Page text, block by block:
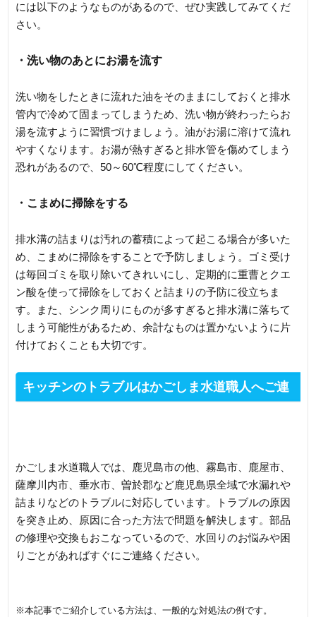
には以下のようなものがあるので、ぜひ実践してみてくだ
さい。
・洗い物のあとにお湯を流す
洗い物をしたときに流れた油をそのままにしておくと排水
管内で冷めて固まってしまうため、洗い物が終わったらお
湯を流すように習慣づけましょう。油がお湯に溶けて流れ
やすくなります。お湯が熱すぎると排水管を傷めてしまう
恐れがあるので、50～60℃程度にしてください。
・こまめに掃除をする
排水溝の詰まりは汚れの蓄積によって起こる場合が多いた
め、こまめに掃除をすることで予防しましょう。ゴミ受け
は毎回ゴミを取り除いてきれいにし、定期的に重曹とクエ
ン酸を使って掃除をしておくと詰まりの予防に役立ちま
す。また、シンク周りにものが多すぎると排水溝に落ちて
しまう可能性があるため、余計なものは置かないように片
付けておくことも大切です。
キッチンのトラブルはかごしま水道職人へご連
かごしま水道職人では、鹿児島市の他、霧島市、鹿屋市、
薩摩川内市、垂水市、曽於郡など鹿児島県全域で水漏れや
詰まりなどのトラブルに対応しています。トラブルの原因
を突き止め、原因に合った方法で問題を解決します。部品
の修理や交換もおこなっているので、水回りのお悩みや困
りごとがあればすぐにご連絡ください。
※本記事でご紹介している方法は、一般的な対処法の例です。